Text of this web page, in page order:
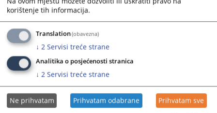
korištenje tih informacija.
Translation(obavezna)
↓ 2 Servisi treće strane
Analitika o posjećenosti stranica
↓ 2 Servisi treće strane
Ne prihvatam Prihvatam odabrane Prihvatam sve